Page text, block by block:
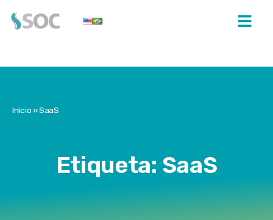
Início»SaaS
Etiqueta: SaaS